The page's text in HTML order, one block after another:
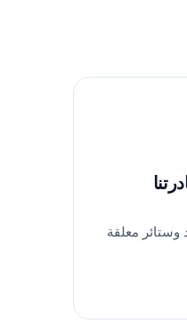
وستائر معلقة